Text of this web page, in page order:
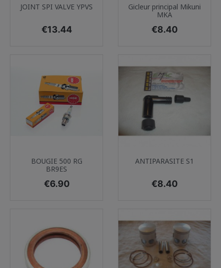
JOINT SPI VALVE YPVS
Price
€13.44
Gicleur principal Mikuni
MKA
Price
€8.40
BOUGIE 500 RG
BR9ES
Price
€6.90
ANTIPARASITE S1
Price
€8.40